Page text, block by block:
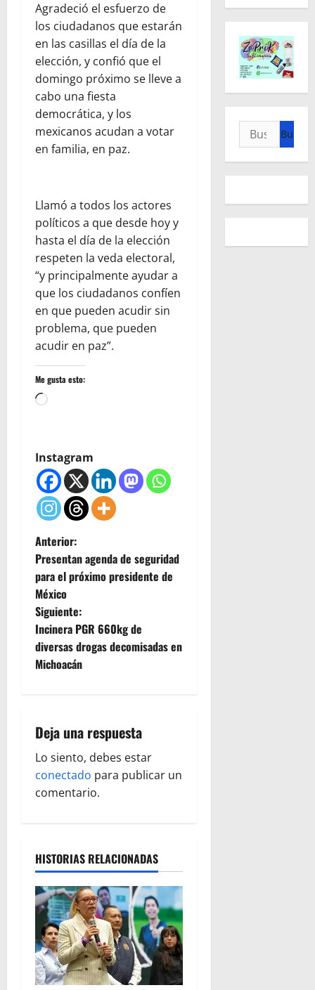
Agradeció el esfuerzo de
los ciudadanos que estarán
en las casillas el día de la
elección, y confió que el
domingo próximo se lleve a
cabo una fiesta
democrática, y los
mexicanos acudan a votar
en familia, en paz.
Llamó a todos los actores
políticos a que desde hoy y
hasta el día de la elección
respeten la veda electoral,
“y principalmente ayudar a
que los ciudadanos confíen
en que pueden acudir sin
problema, que pueden
acudir en paz”.
Me gusta esto:
Cargando...
Instagram
N
a
v
e
g
c
i
ó
e
e
n
t
Anterior:
Presentan agenda de seguridad
para el próximo presidente de
México
Siguiente:
Incinera PGR 660kg de
diversas drogas decomisadas en
Michoacán
Deja una respuesta
Lo siento, debes estar
conectado para publicar un
comentario.
HISTORIAS RELACIONADAS
Buscar: